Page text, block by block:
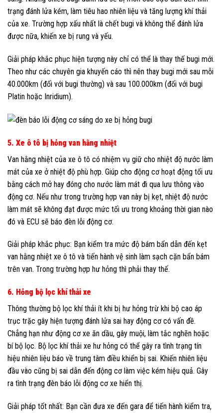
trạng đánh lửa kém, làm tiêu hao nhiên liệu và tăng lượng khí thải
của xe. Trường hợp xấu nhất là chết bugi và không thể đánh lửa
được nữa, khiến xe bị rung và yếu.
Giải pháp khắc phục hiện tượng này chỉ có thể là thay thế bugi mới.
Theo như các chuyên gia khuyến cáo thì nên thay bugi mới sau mỗi
40.000km (đối với bugi thường) và sau 100.000km (đối với bugi
Platin hoặc Inridium).
5. Xe ô tô bị hỏng van hằng nhiệt
Van hằng nhiệt của xe ô tô có nhiệm vụ giữ cho nhiệt độ nước làm
mát của xe ở nhiệt độ phù hợp. Giúp cho động cơ hoạt động tối ưu
bằng cách mở hay đóng cho nước làm mát đi qua lưu thông vào
động cơ. Nếu như trong trường hợp van này bị kẹt, nhiệt độ nước
làm mát sẽ không đạt được mức tối ưu trong khoảng thời gian nào
đó và ECU sẽ báo đèn lỗi động cơ.
Giải pháp khắc phục: Bạn kiểm tra mức độ bám bẩn dẫn đến kẹt
van hằng nhiệt xe ô tô và tiến hành vệ sinh làm sạch cặn bẩn bám
trên van. Trong trường hợp hư hỏng thì phải thay thế.
6. Hỏng bộ lọc khí thải xe
Thông thường bộ lọc khí thải ít khi bị hư hỏng trừ khi bộ cao áp
trục trặc gây hiện tượng đánh lửa sai hay động cơ có vấn đề.
Chẳng hạn như động cơ xe ăn dầu, gây muội, làm tắc nghẽn hoặc
bí bộ lọc. Bộ lọc khí thải xe hư hỏng có thể gây ra tình trạng tín
hiệu nhiên liệu báo về trung tâm điều khiển bị sai. Khiến nhiên liệu
đầu vào cũng bị sai dẫn đến động cơ làm việc kém hiệu quả. Gây
ra tình trạng đèn báo lỗi động cơ xe hiển thị.
Giải pháp tốt nhất: Bạn cần đưa xe đến gara để tiến hành kiểm tra,